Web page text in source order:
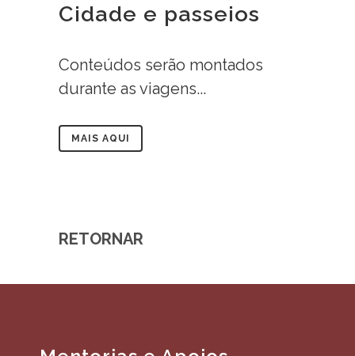
Cidade e passeios
Conteúdos serão montados
durante as viagens...
MAIS AQUI
RETORNAR